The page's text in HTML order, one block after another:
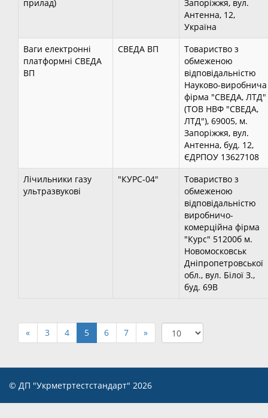
прилад)
Запоріжжя, вул.
Антенна, 12,
Україна
Ваги електронні
платформні СВЕДА
ВП
СВЕДА ВП
Товариство з
обмеженою
відповідальністю
Науково-виробнича
фірма "СВЕДА, ЛТД"
(ТОВ НВФ "СВЕДА,
ЛТД"), 69005, м.
Запоріжжя, вул.
Антенна, буд. 12,
ЄДРПОУ 13627108
Лічильники газу
ультразвукові
"КУРС-04"
Товариство з
обмеженою
відповідальністю
виробничо-
комерційна фірма
"Курс" 51200б м.
Новомосковськ
Дніпропетровської
обл., вул. Білої З.,
буд. 69В
« 3 4 5 6 7 »
© ДП "Укрметртестстандарт" 2026